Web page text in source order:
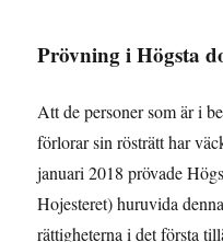
Prövning i Högsta
Att de personer som är i
förlorar sin rösträtt har
januari 2018 prövade
Hojesteret) huruvida
rättigheterna i det första